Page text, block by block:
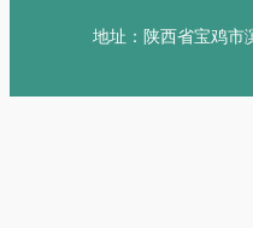
地址：陕西省宝鸡市